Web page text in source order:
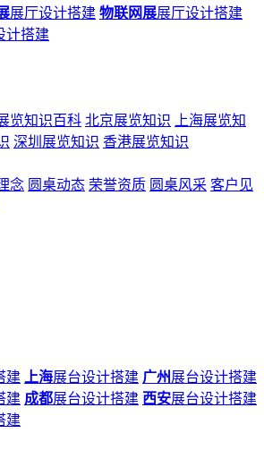
展厅设计搭建 物联网展展厅设计搭建
计搭建
览知识百科 北京展览知识
上海展览知
深圳展览知识 香港展览知识
念 圆桌动态 荣誉资质 圆桌风采 客户见
建 上海展台设计搭建 广州展台设计搭建
建 成都展台设计搭建 西安展台设计搭建
建